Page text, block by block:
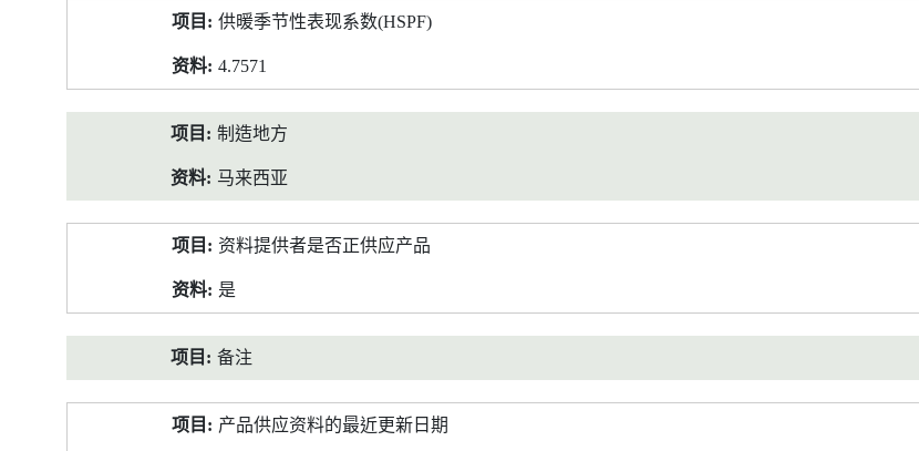
供暖季节性表现系数(HSPF)
4.7571
制造地方
马来西亚
资料提供者是否正供应产品
是
备注
产品供应资料的最近更新日期